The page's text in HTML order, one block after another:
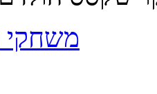
משחקי